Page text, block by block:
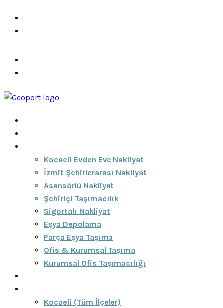
Kocaeli Evden Eve Nakliyat
İzmit Şehirlerarası Nakliyat
Asansörlü Nakliyat
Şehiriçi Taşımacılık
Sigortalı Nakliyat
Eşya Depolama
Parça Eşya Taşıma
Ofis & Kurumsal Taşıma
Kurumsal Ofis Taşımacılığı
Kocaeli (Tüm İlçeler)